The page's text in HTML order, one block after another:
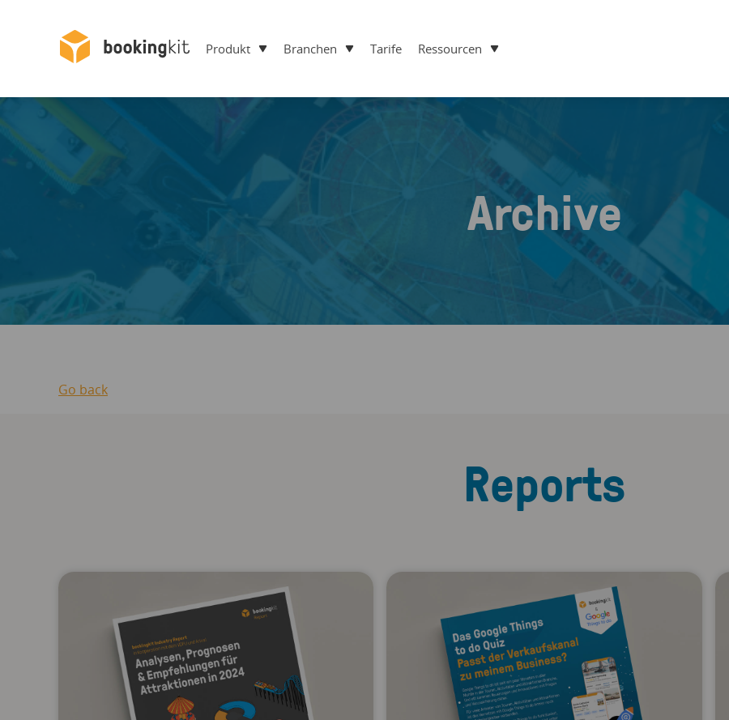
Produkt Branchen Tarife Ressourcen
Archive
Go back
Reports